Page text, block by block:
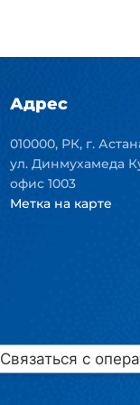
Адрес
010000, РК, г.
ул. Динмухамеда
офис 1003
Метка на карте
Связаться с